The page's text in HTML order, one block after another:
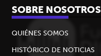
SOBRE NOSOTROS
QUIÉNES SOMOS
HISTÓRICO DE NOTICIAS